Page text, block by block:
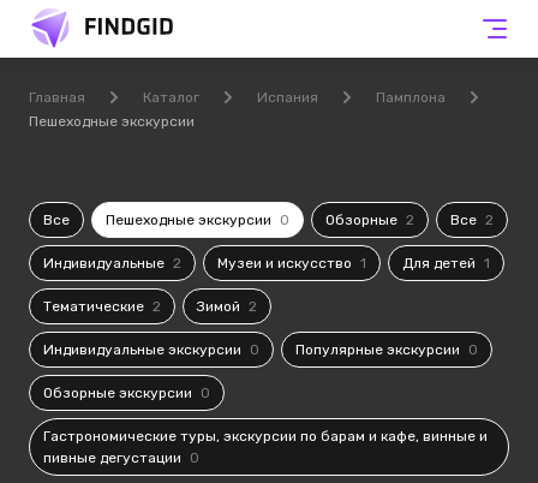
Главная Каталог Испания
Памплона
Пешеходные экскурсии
Все Пешеходные экскурсии 0 Обзорные 2 Все 2
Индивидуальные 2 Музеи и искусство 1 Для детей 1
Тематические 2 Зимой 2
Индивидуальные экскурсии 0 Популярные экскурсии 0
Обзорные экскурсии 0
Гастрономические туры, экскурсии по барам и кафе, винные и
пивные дегустации
0